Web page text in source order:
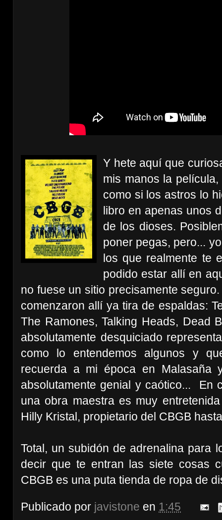
Y hete aquí que
mis manos la
como si los astros lo
libro en apenas unos
de los dioses.
poner pegas, pero...
los que realmente te
podido estar allí en
no fuese un sitio precisamente
comenzaron allí ya tira de espaldas:
The Ramones, Talking Heads, Dead
absolutamente desquiciado
como lo entendemos algunos y
recuerda a mi época en Malasaña
absolutamente genial y caótico... En
una obra maestra es muy
Hilly Kristal, propietario del CBGB
Total, un subidón de adrenalina para
decir que te entran las siete cosas
CBGB es una puta tienda de ropa de
Publicado por javistone en 1:45